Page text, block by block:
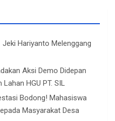
Hariyanto Melenggang
Aksi Demo Didepan
HGU PT. SIL
Bodong! Mahasiswa
Masyarakat Desa